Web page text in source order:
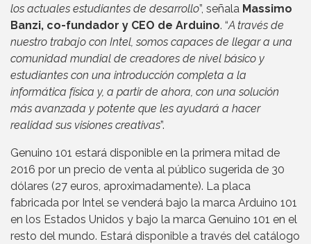
los actuales estudiantes de desarrollo”, señala Massimo
Banzi, co-fundador y CEO de Arduino. “A través de
nuestro trabajo con Intel, somos capaces de llegar a una
comunidad mundial de creadores de nivel básico y
estudiantes con una introducción completa a la
informática física y, a partir de ahora, con una solución
más avanzada y potente que les ayudará a hacer
realidad sus visiones creativas”.
Genuino 101 estará disponible en la primera mitad de
2016 por un precio de venta al público sugerida de 30
dólares (27 euros, aproximadamente). La placa
fabricada por Intel se venderá bajo la marca Arduino 101
en los Estados Unidos y bajo la marca Genuino 101 en el
resto del mundo. Estará disponible a través del catálogo